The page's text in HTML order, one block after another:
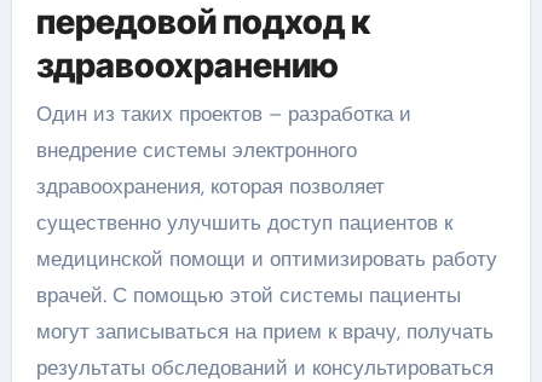
передовой подход к
здравоохранению
Один из таких проектов – разработка и
внедрение системы электронного
здравоохранения, которая позволяет
существенно улучшить доступ пациентов к
медицинской помощи и оптимизировать работу
врачей. С помощью этой системы пациенты
могут записываться на прием к врачу, получать
результаты обследований и консультироваться